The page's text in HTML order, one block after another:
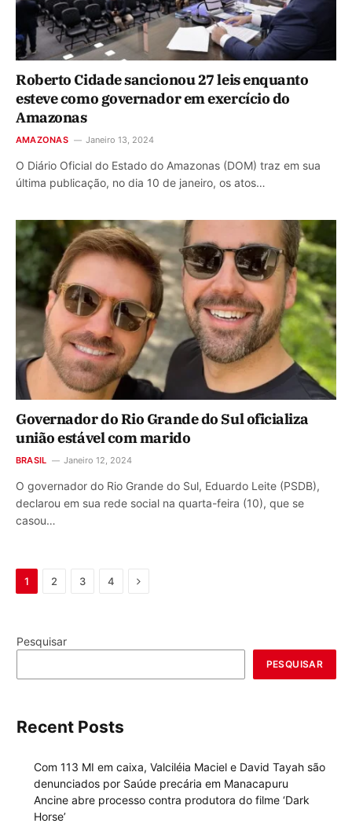
Roberto Cidade sancionou 27 leis enquanto
esteve como governador em exercício do
Amazonas
AMAZONAS Janeiro 13, 2024
O Diário Oficial do Estado do Amazonas (DOM) traz em sua
última publicação, no dia 10 de janeiro, os atos…
Governador do Rio Grande do Sul oficializa
união estável com marido
BRASIL Janeiro 12, 2024
O governador do Rio Grande do Sul, Eduardo Leite (PSDB),
declarou em sua rede social na quarta-feira (10), que se
casou…
1 2 3 4 Next
Pesquisar
PESQUISAR
Recent Posts
Com 113 MI em caixa, Valciléia Maciel e David Tayah são
denunciados por Saúde precária em Manacapuru
Ancine abre processo contra produtora do filme ‘Dark
Horse’